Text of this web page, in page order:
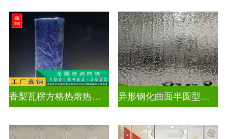
香梨瓦楞方格热熔热弯玻璃 异形钢化曲面半圆型异形弧形玻璃